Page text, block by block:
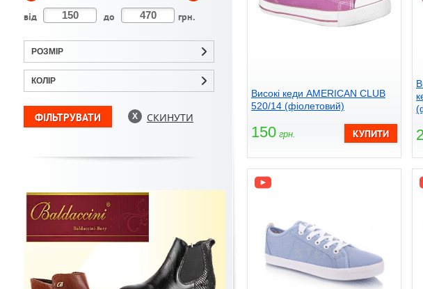
від до грн.
РОЗМІР
КОЛІР
СКИНУТИ
Високі кеди AMERICAN CLUB
520/14 (фіолетовий)
150 грн.